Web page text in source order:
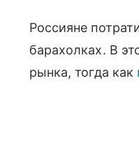
Россияне
барахолках. В
рынка, тогда как